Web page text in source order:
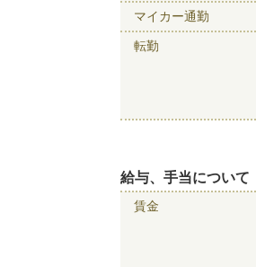
マイカー通勤
転勤
給与、手当について
賃金